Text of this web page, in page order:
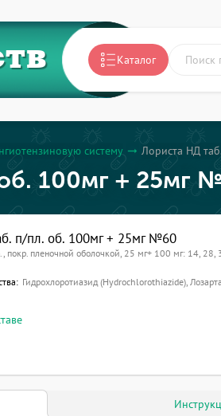
Каталог
систему arrow_right_alt Лориста НД
100мг + 25мг
п/пл. об. 100мг + 25мг №60
покр. пленочной оболочкой, 25 мг+ 100 мг: 14, 28,
Гидрохлоротиазид (Hydrochlorothiazide),